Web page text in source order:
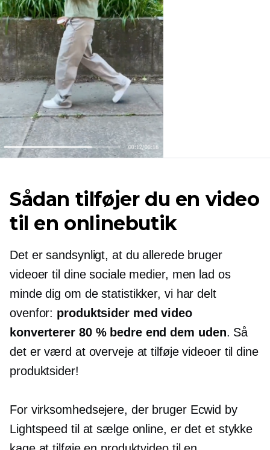
Sådan tilføjer du en video
til en onlinebutik
Det er sandsynligt, at du allerede bruger
videoer til dine sociale medier, men lad os
minde dig om de statistikker, vi har delt
ovenfor: produktsider med video
konverterer 80 % bedre end dem uden. Så
det er værd at overveje at tilføje videoer til dine
produktsider!
For virksomhedsejere, der bruger Ecwid by
Lightspeed til at sælge online, er det et stykke